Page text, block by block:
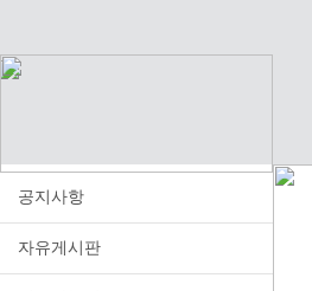
공지사항
자유게시판